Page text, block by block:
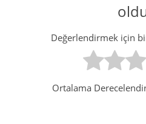
Değerlendirmek için
Ortalama